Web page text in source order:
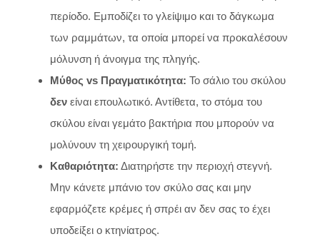
περίοδο. Εμποδίζει το γλείψιμο και το δάγκωμα
των ραμμάτων, τα οποία μπορεί να προκαλέσουν
μόλυνση ή άνοιγμα της πληγής.
Μύθος vs Πραγματικότητα: Το σάλιο του σκύλου
δεν είναι επουλωτικό. Αντίθετα, το στόμα του
σκύλου είναι γεμάτο βακτήρια που μπορούν να
μολύνουν τη χειρουργική τομή.
Καθαριότητα: Διατηρήστε την περιοχή στεγνή.
Μην κάνετε μπάνιο τον σκύλο σας και μην
εφαρμόζετε κρέμες ή σπρέι αν δεν σας το έχει
υποδείξει ο κτηνίατρος.